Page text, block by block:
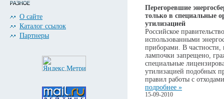
О сайте
Каталог ссылок
Партнеры
Перегоревшие
только в специальные
утилизацией
Российское
использованными
приборами. В частности,
лампочки запрещено,
специальные
утилизацией подобных
правил работы с
подробнее »
15-09-2010